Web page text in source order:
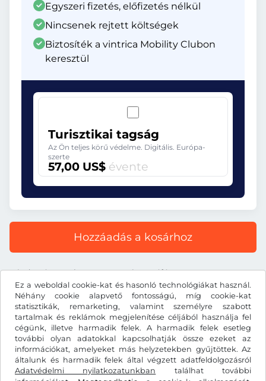
Ez a weboldal cookie-kat és hasonló technológiákat használ.
Néhány cookie alapvető fontosságú, míg cookie-kat
statisztikák, remarketing, valamint személyre szabott
tartalmak és reklámok megjelenítése céljából használja fel
cégünk, illetve harmadik felek. A harmadik felek esetleg
további olyan adatokkal kapcsolhatják össze ezeket az
információkat, amelyeket más helyzetekben gyűjtöttek. Az
általunk és harmadik felek által végzett adatfeldolgozásról
Adatvédelmi nyilatkozatunkban találhat további
Egyszeri fizetés, előfizetés nélkül
Nincsenek rejtett költségek
Biztosíték a vintrica Mobility Clubon
keresztül
Turisztikai tagság
Az Ön teljes körű védelme. Digitális. Európa-
szerte
57,00 US$ évente
Hozzáadás a kosárhoz
Minden ár tartalmazza a törvényes áfát.
US$USD
Facebook Instagram